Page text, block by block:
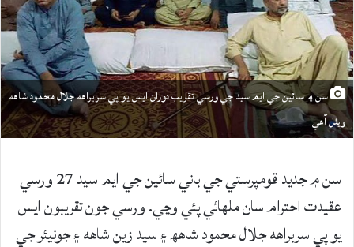
سن ۾ سائين جي ايم سيد جي ورسي تقريب دوران ايس يو پي سربراهه جلال محمود شاهه
ويٺل آهي
سن ۾ جديد قومپرستي جي باني سائين جي ايم سيد 27 ورسي
عقیدت احترام سان ملھائي پئي وڃي. ورسي جون تقريبون ايس
يو پي سربراهه جلال محمود شاهھ ۽ سيد زين شاھه ۽ جونيئر جي